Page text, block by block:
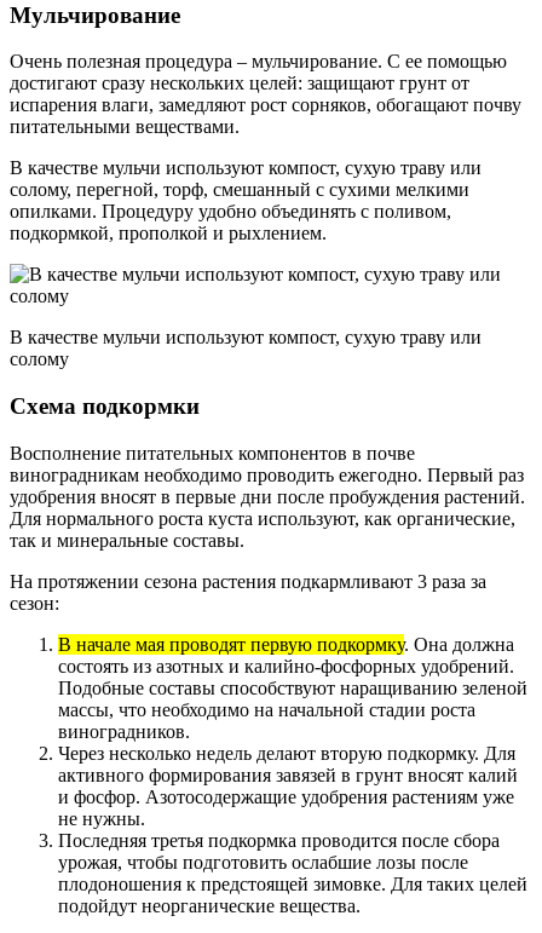
Мульчирование
Очень полезная процедура – мульчирование. С ее помощью
достигают сразу нескольких целей: защищают грунт от
испарения влаги, замедляют рост сорняков, обогащают почву
питательными веществами.
В качестве мульчи используют компост, сухую траву или
солому, перегной, торф, смешанный с сухими мелкими
опилками. Процедуру удобно объединять с поливом,
подкормкой, прополкой и рыхлением.
В качестве мульчи используют компост, сухую траву или
солому
Схема подкормки
Восполнение питательных компонентов в почве
виноградникам необходимо проводить ежегодно. Первый раз
удобрения вносят в первые дни после пробуждения растений.
Для нормального роста куста используют, как органические,
так и минеральные составы.
На протяжении сезона растения подкармливают 3 раза за
сезон:
В начале мая проводят первую подкормку. Она должна
состоять из азотных и калийно-фосфорных удобрений.
Подобные составы способствуют наращиванию зеленой
массы, что необходимо на начальной стадии роста
виноградников.
Через несколько недель делают вторую подкормку. Для
активного формирования завязей в грунт вносят калий
и фосфор. Азотосодержащие удобрения растениям уже
не нужны.
Последняя третья подкормка проводится после сбора
урожая, чтобы подготовить ослабшие лозы после
плодоношения к предстоящей зимовке. Для таких целей
подойдут неорганические вещества.